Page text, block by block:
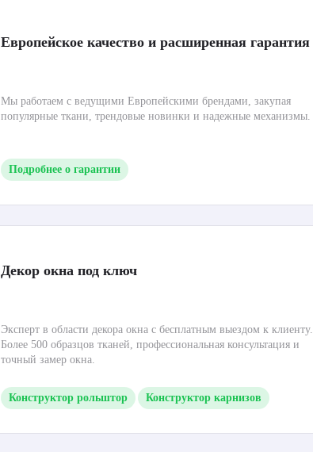
Европейское качество и расширенная гарантия
Мы работаем с ведущими Европейскими брендами, закупая
популярные ткани, трендовые новинки и надежные механизмы.
Подробнее о гарантии
Декор окна под ключ
Эксперт в области декора окна с бесплатным выездом к клиенту.
Более 500 образцов тканей, профессиональная консультация и
точный замер окна.
Конструктор рольштор Конструктор карнизов